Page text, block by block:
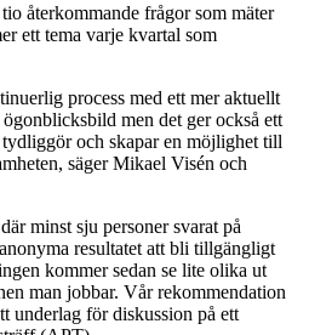
återkommande frågor som mäter
ett tema varje kvartal som
process med ett mer aktuellt
men det ger också ett
och skapar en möjlighet till
säger Mikael Visén och
minst sju personer svarat på
resultatet att bli tillgängligt
kommer sedan se lite olika ut
man jobbar. Vår rekommendation
underlag för diskussion på ett